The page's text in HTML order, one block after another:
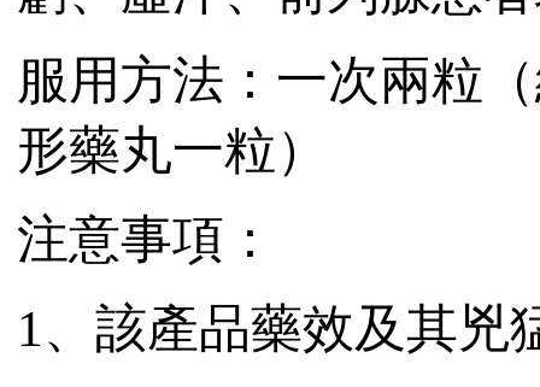
服用方法：一次兩粒
形藥丸一粒）
注意事項：
1、該產品藥效及其兇